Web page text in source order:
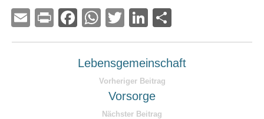
EmailPrintFacebook
WhatsApp
TwitterLinkedIn
Lebensgemeinschaft
Vorheriger Beitrag
Vorsorge
Nächster Beitrag